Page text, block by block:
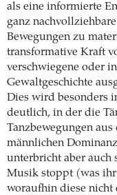
als eine informierte
ganz
Bewegungen zu
transformative Kraft
verschwiegene oder
Gewaltgeschichte
Dies wird besonders
deutlich, in der die
Tanz­bewegungen
männlichen
unterbricht aber auch
Musik stoppt (was
woraufhin diese nicht